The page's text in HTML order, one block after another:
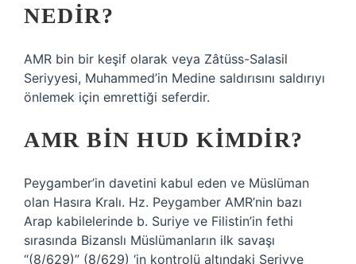
NEDIR?
AMR bin bir keşif olarak veya Zâtüss-Salasil
Seriyyesi, Muhammed’in Medine saldırısını saldırıyı
önlemek için emrettiği seferdir.
AMR BIN HUD KIMDIR?
Peygamber’in davetini kabul eden ve Müslüman
olan Hasıra Kralı. Hz. Peygamber AMR’nin bazı
Arap kabilelerinde b. Suriye ve Filistin’in fethi
sırasında Bizanslı Müslümanların ilk savaşı
“(8/629)” (8/629) ‘in kontrolü altındaki Seriyye